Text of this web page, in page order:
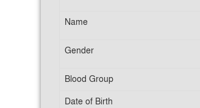
Name
Gender
Blood Group
Date of Birth